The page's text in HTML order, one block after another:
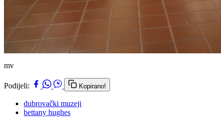
mv
Podijeli: Kopirano!
dubrovački muzeji
bettany hughes